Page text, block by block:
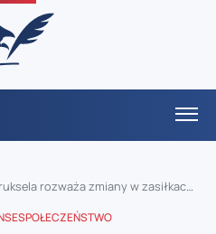
rozważa zmiany w zasiłkach rodzinnych – Van den Brandt wskazuje na konieczność oszczędności
SPOŁECZEŃSTWO